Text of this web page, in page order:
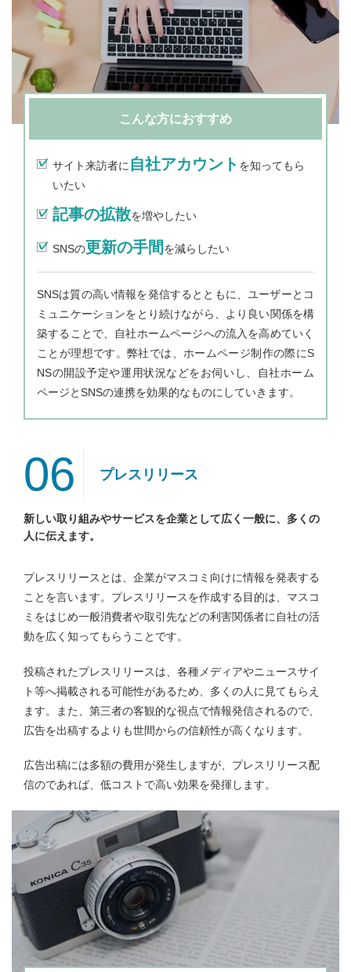
こんな方におすすめ
サイト来訪者に自社アカウント を知ってもら
いたい
記事の拡散を増やしたい
SNSの更新の手間 を減らしたい
SNSは質の高い情報を発信するとともに、ユーザーとコ
ミュニケーションをとり続けながら、より良い関係を構
築することで、自社ホームページへの流入を高めていく
ことが理想です。弊社では、ホームページ制作の際にS
NSの開設予定や運用状況などをお伺いし、自社ホーム
ページとSNSの連携を効果的なものにしていきます。
06 プレスリリース
新しい取り組みやサービスを企業として広く一般に、多くの
人に伝えます。
プレスリリースとは、企業がマスコミ向けに情報を発表する
ことを言います。プレスリリースを作成する目的は、マスコ
ミをはじめ一般消費者や取引先などの利害関係者に自社の活
動を広く知ってもらうことです。
投稿されたプレスリリースは、各種メディアやニュースサイ
ト等へ掲載される可能性があるため、多くの人に見てもらえ
ます。また、第三者の客観的な視点で情報発信されるので、
広告を出稿するよりも世間からの信頼性が高くなります。
広告出稿には多額の費用が発生しますが、プレスリリース配
信のであれば、低コストで高い効果を発揮します。